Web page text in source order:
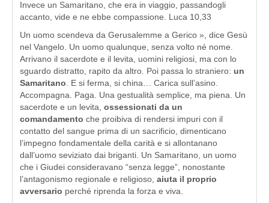
Invece un Samaritano, che era in viaggio, passandogli
accanto, vide e ne ebbe compassione. Luca 10,33
Un uomo scendeva da Gerusalemme a Gerico », dice Gesù
nel Vangelo. Un uomo qualunque, senza volto né nome.
Arrivano il sacerdote e il levita, uomini religiosi, ma con lo
sguardo distratto, rapito da altro. Poi passa lo straniero: un
Samaritano . E si ferma, si china… Carica sull’asino.
Accompagna. Paga. Una gestualità semplice, ma piena. Un
sacerdote e un levita,ossessionati da un
comandamentoche proibiva di rendersi impuri con il
contatto del sangue prima di un sacrificio, dimenticano
l’impegno fondamentale della carità e si allontanano
dall’uomo seviziato dai briganti. Un Samaritano, un uomo
che i Giudei consideravano “senza legge”, nonostante
l’antagonismo regionale e religioso,aiuta il proprio
avversario perché riprenda la forza e viva.